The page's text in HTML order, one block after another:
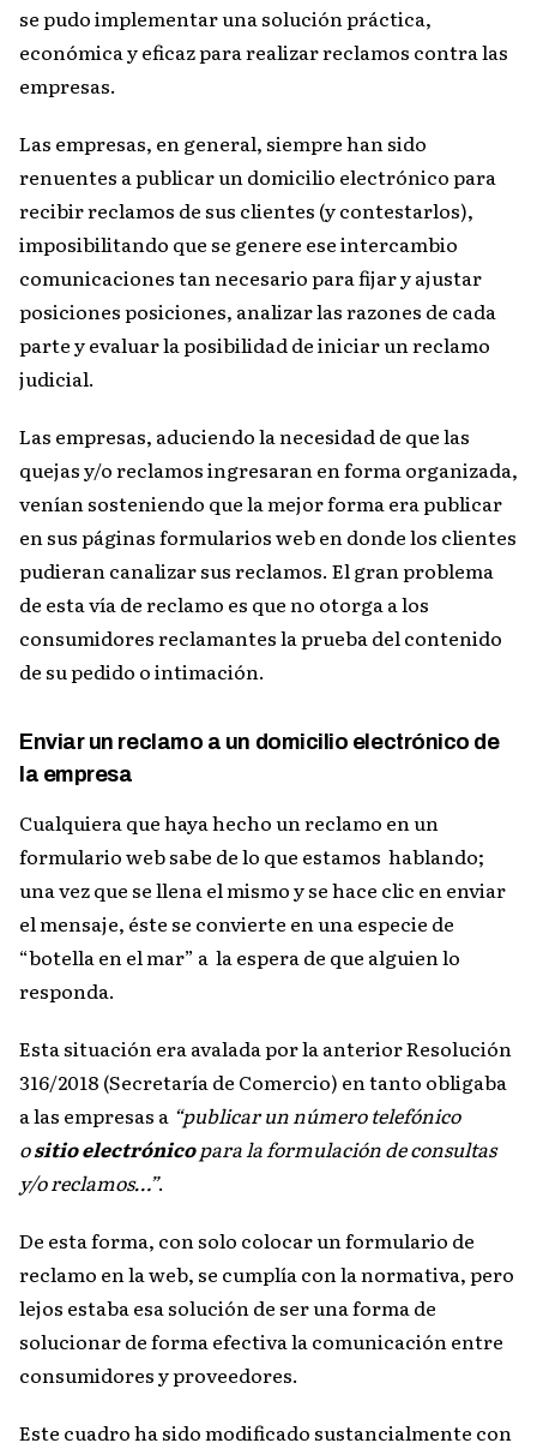
se pudo implementar una solución práctica,
económica y eficaz para realizar reclamos contra las
empresas.
Las empresas, en general, siempre han sido
renuentes a publicar un domicilio electrónico para
recibir reclamos de sus clientes (y contestarlos),
imposibilitando que se genere ese intercambio
comunicaciones tan necesario para fijar y ajustar
posiciones posiciones, analizar las razones de cada
parte y evaluar la posibilidad de iniciar un reclamo
judicial.
Las empresas, aduciendo la necesidad de que las
quejas y/o reclamos ingresaran en forma organizada,
venían sosteniendo que la mejor forma era publicar
en sus páginas formularios web en donde los clientes
pudieran canalizar sus reclamos. El gran problema
de esta vía de reclamo es que no otorga a los
consumidores reclamantes la prueba del contenido
de su pedido o intimación.
Enviar un reclamo a un domicilio electrónico de
la empresa
Cualquiera que haya hecho un reclamo en un
formulario web sabe de lo que estamos hablando;
una vez que se llena el mismo y se hace clic en enviar
el mensaje, éste se convierte en una especie de
“botella en el mar” a la espera de que alguien lo
responda.
Esta situación era avalada por la anterior Resolución
316/2018 (Secretaría de Comercio) en tanto obligaba
a las empresas a “publicar un número telefónico
ositio electrónicopara la formulación de consultas
y/o reclamos…”.
De esta forma, con solo colocar un formulario de
reclamo en la web, se cumplía con la normativa, pero
lejos estaba esa solución de ser una forma de
solucionar de forma efectiva la comunicación entre
consumidores y proveedores.
Este cuadro ha sido modificado sustancialmente con